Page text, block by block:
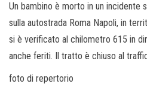
Un bambino è morto in un incidente
sulla autostrada Roma Napoli, in
si è verificato al chilometro 615 in
anche feriti. Il tratto è chiuso al
foto di repertorio